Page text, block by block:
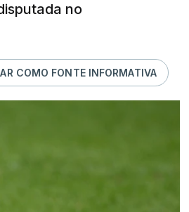
no
COMO FONTE INFORMATIVA